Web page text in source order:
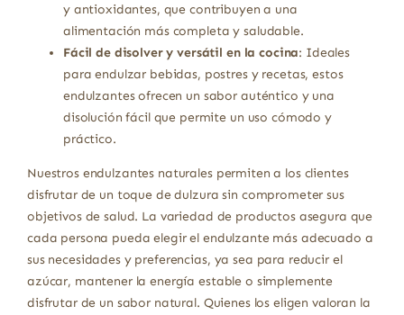
y antioxidantes, que contribuyen a una
alimentación más completa y saludable.
Fácil de disolver y versátil en la cocina: Ideales
para endulzar bebidas, postres y recetas, estos
endulzantes ofrecen un sabor auténtico y una
disolución fácil que permite un uso cómodo y
práctico.
Nuestros endulzantes naturales permiten a los clientes
disfrutar de un toque de dulzura sin comprometer sus
objetivos de salud. La variedad de productos asegura que
cada persona pueda elegir el endulzante más adecuado a
sus necesidades y preferencias, ya sea para reducir el
azúcar, mantener la energía estable o simplemente
disfrutar de un sabor natural. Quienes los eligen valoran la